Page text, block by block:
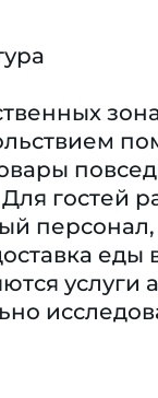
гостей
персонал,
еды
услуги